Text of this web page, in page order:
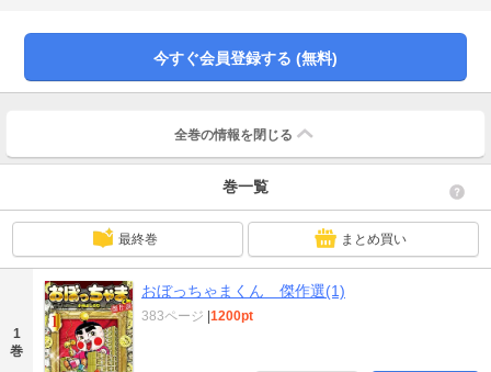
読んでクリクリ～！
今すぐ会員登録する (無料)
全巻の情報を 閉じる
巻一覧
最終巻 まとめ買い
1
巻
おぼっちゃまくん 傑作選(1)
383ページ 1200pt